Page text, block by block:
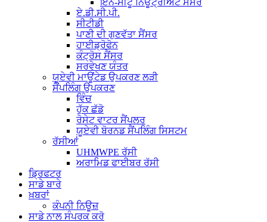
ਇਨ-ਸੀਟੂ ਨਿਊਟ੍ਰੀਐਂਟ ਸੈਂਸਰ
ਏ.ਡੀ.ਸੀ.ਪੀ.
ਸੀਟੀਡੀ
ਪਾਣੀ ਦੀ ਗੁਣਵੱਤਾ ਸੈਂਸਰ
ਹਾਈਡ੍ਰੋਫੋਨ
ਕੰਟ੍ਰੋਸ ਸੈਂਸਰ
ਸਰਵੇਖਣ ਯੰਤਰ
ਯੂਏਵੀ ਮਾਊਂਟੇਡ ਉਪਕਰਣ ਲੜੀ
ਸੈਂਪਲਿੰਗ ਉਪਕਰਣ
ਵਿੰਚ
ਹੁੱਕ ਛੱਡੋ
ਰੋਸੇਟ ਵਾਟਰ ਸੈਂਪਲਰ
ਯੂਏਵੀ ਬੋਰਨਡ ਸੈਂਪਲਿੰਗ ਸਿਸਟਮ
ਰੱਸੀਆਂ
UHMWPE ਰੱਸੀ
ਅਰਾਮਿਡ ਫਾਈਬਰ ਰੱਸੀ
ਡ੍ਰਿਫਟਰ
ਸਾਡੇ ਬਾਰੇ
ਖ਼ਬਰਾਂ
ਕੰਪਨੀ ਨਿਊਜ਼
ਸਾਡੇ ਨਾਲ ਸੰਪਰਕ ਕਰੋ